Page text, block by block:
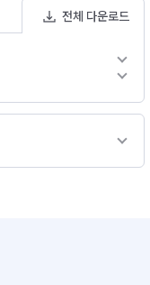
전체 다운로드